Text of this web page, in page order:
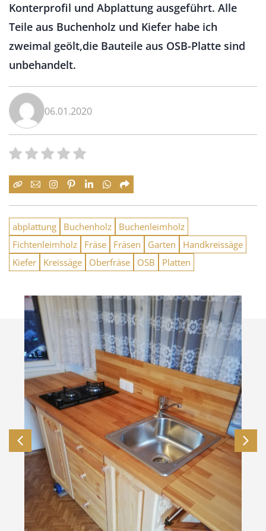
Konterprofil und Abplattung ausgeführt. Alle
Teile aus Buchenholz und Kiefer habe ich
zweimal geölt,die Bauteile aus OSB-Platte sind
unbehandelt.
06.01.2020
abplattung Buchenholz
Buchenleimholz
Fichtenleimholz
Fräse Fräsen Garten
Handkreissäge
Kiefer
Kreissäge Oberfräse OSB Platten